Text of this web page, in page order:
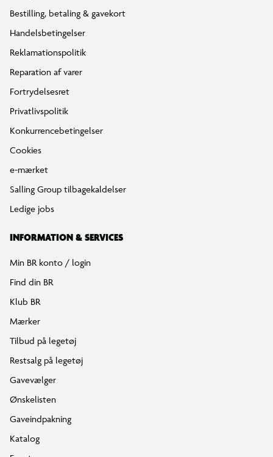
Bestilling, betaling & gavekort
Handelsbetingelser
Reklamationspolitik
Reparation af varer
Fortrydelsesret
Privatlivspolitik
Konkurrencebetingelser
Cookies
e-mærket
Salling Group tilbagekaldelser
Ledige jobs
INFORMATION & SERVICES
Min BR konto / login
Find din BR
Klub BR
Mærker
Tilbud på legetøj
Restsalg på legetøj
Gavevælger
Ønskelisten
Gaveindpakning
Katalog